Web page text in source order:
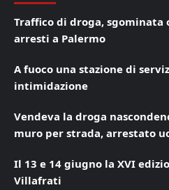
Traffico di droga, sgominata
arresti a Palermo
A fuoco una stazione di
intimidazione
Vendeva la droga
muro per strada, arrestato
Il 13 e 14 giugno la XVI
Villafrati